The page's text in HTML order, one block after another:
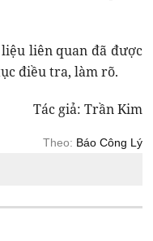
liên quan đã được
điều tra, làm rõ.
Tác giả: Trần Kim
Theo: Báo Công Lý